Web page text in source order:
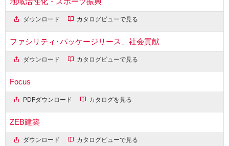
ダウンロード カタログビューで見る
ファシリティ･パッケージリース、社会貢献
ダウンロード カタログビューで見る
Focus
PDFダウンロード カタログを見る
ZEB建築
ダウンロード カタログビューで見る